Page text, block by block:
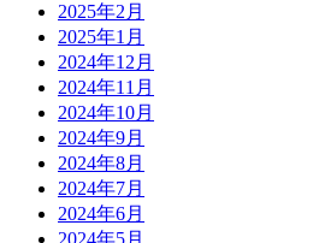
2025年2月
2025年1月
2024年12月
2024年11月
2024年10月
2024年9月
2024年8月
2024年7月
2024年6月
2024年5月